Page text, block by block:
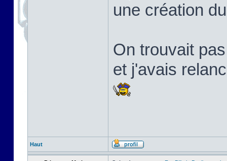
une création
On trouvait
et j'avais
Haut